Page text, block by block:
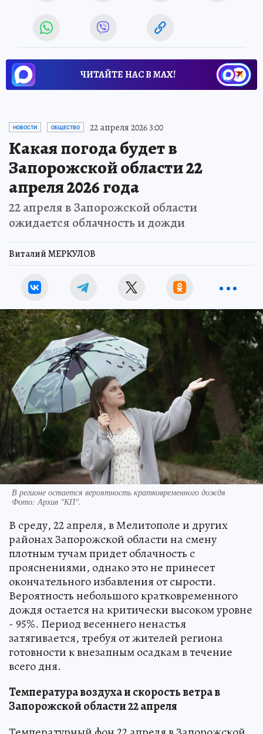
ЧИТАЙТЕ НАС В МАХ!
НОВОСТИ ОБЩЕСТВО 22 апреля 2026 3:00
Какая погода будет в
Запорожской области 22
апреля 2026 года
22 апреля в Запорожской области
ожидается облачность и дожди
Виталий МЕРКУЛОВ
В регионе остается вероятность кратковременного дождя
Фото: Архив "КП".
В среду, 22 апреля, в Мелитополе и других
районах Запорожской области на смену
плотным тучам придет облачность с
прояснениями, однако это не принесет
окончательного избавления от сырости.
Вероятность небольшого кратковременного
дождя остается на критически высоком уровне
- 95%. Период весеннего ненастья
затягивается, требуя от жителей региона
готовности к внезапным осадкам в течение
всего дня.
Температура воздуха и скорость ветра в
Запорожской области 22 апреля